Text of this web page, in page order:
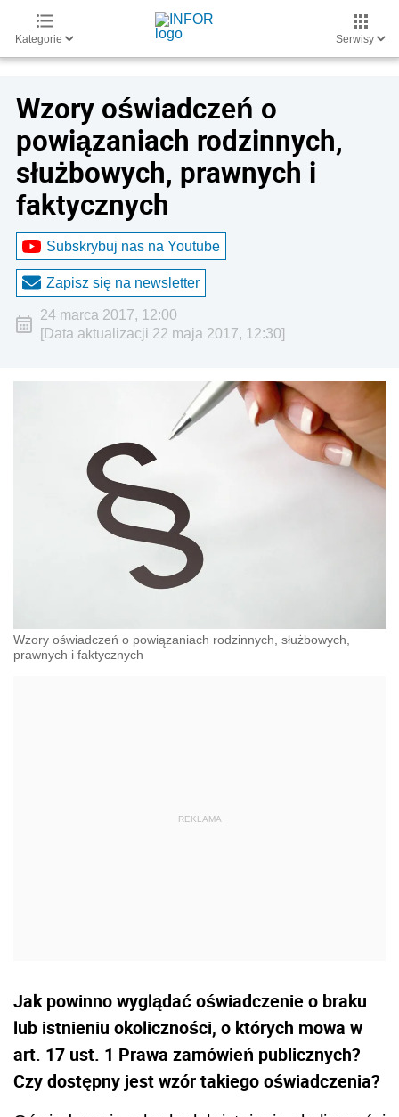
Kategorie Serwisy
Wzory oświadczeń o
powiązaniach rodzinnych,
służbowych, prawnych i
faktycznych
Subskrybuj nas na Youtube
Zapisz się na newsletter
24 marca 2017, 12:00
[Data aktualizacji 22 maja 2017, 12:30]
Wzory oświadczeń o powiązaniach rodzinnych, służbowych,
prawnych i faktycznych
Jak powinno wyglądać oświadczenie o braku
lub istnieniu okoliczności, o których mowa w
art. 17 ust. 1 Prawa zamówień publicznych?
Czy dostępny jest wzór takiego oświadczenia?